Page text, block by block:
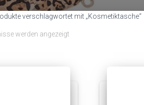
verschlagwortet mit „Kosmetiktasche“
werden angezeigt